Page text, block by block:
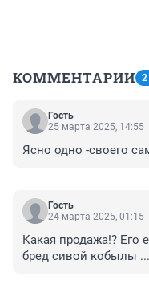
КОММЕНТАРИИ
Гость
25 марта 2025, 14:55
Ясно одно -своего
Гость
24 марта 2025, 01:15
Какая продажа!? Его
бред сивой кобылы ...